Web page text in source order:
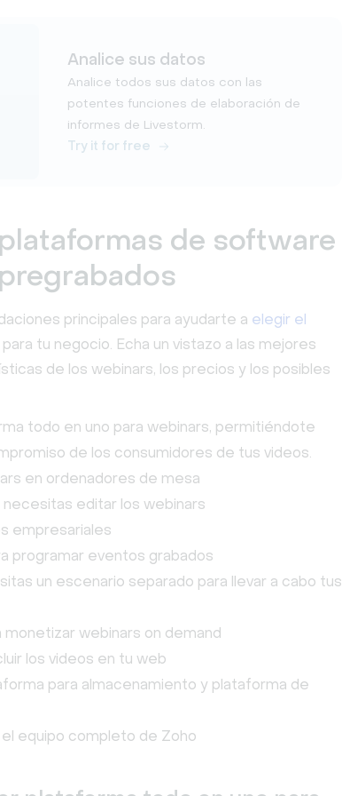
Analice sus datos
Analice todos sus datos con las
potentes funciones de elaboración de
informes de Livestorm.
Try it for free
de software
principales para ayudarte a elegir el
para tu negocio. Echa un vistazo a las mejores
de los webinars, los precios y los posibles
todo en uno para webinars, permitiéndote
de los consumidores de tus videos.
en ordenadores de mesa
necesitas editar los webinars
empresariales
programar eventos grabados
un escenario separado para llevar a cabo tus
webinars on demand
los videos en tu web
para almacenamiento y plataforma de
equipo completo de Zoho